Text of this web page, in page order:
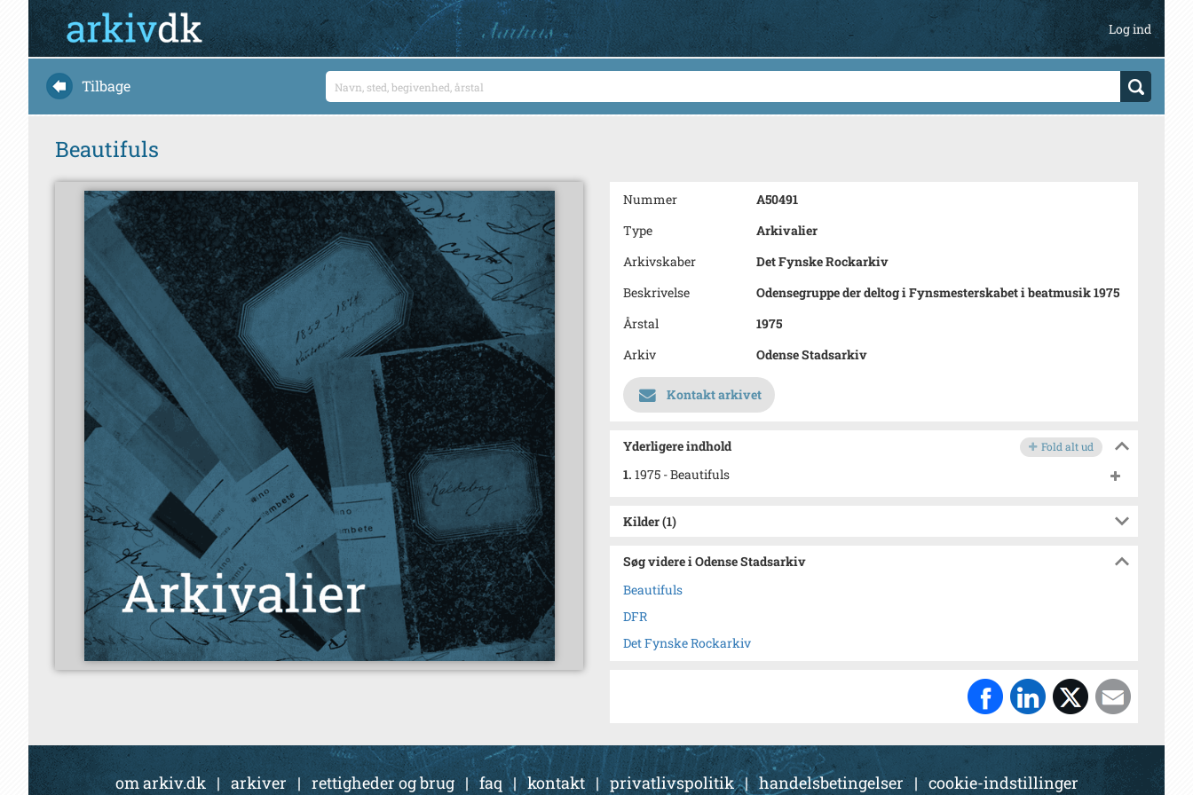
Log ind
Tilbage
Beautifuls
Nummer
A50491
Type
Arkivalier
Arkivskaber
Det Fynske Rockarkiv
Beskrivelse
Odensegruppe der deltog i Fynsmesterskabet i beatmusik 1975
Årstal
1975
Arkiv
Odense Stadsarkiv
Kontakt arkivet
Yderligere indhold Fold alt ud
1. 1975 - Beautifuls
Kilder (1)
Søg videre i Odense Stadsarkiv
Beautifuls
DFR
Det Fynske Rockarkiv
om arkiv.dk | arkiver| rettigheder og brug|faq |kontakt| privatlivspolitik|handelsbetingelser | cookie-indstillinger